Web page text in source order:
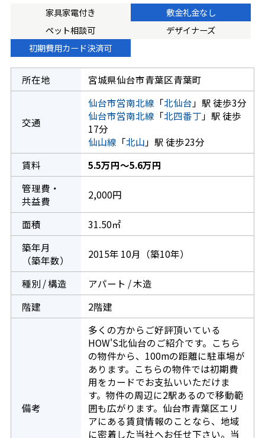
家具家電付き
敷金礼金なし
ペット相談可
デザイナーズ
初期費用カード決済可
所在地 宮城県仙台市青葉区青葉町
交通
仙台市営南北線 「北仙台 」駅 徒歩3分
仙台市営南北線 「北四番丁 」駅 徒歩
17分
仙山線 「北山 」駅 徒歩23分
賃料
5.5万円～5.6万円
管理費・
共益費
2,000円
面積
31.50㎡
築年月
（築年数）
2015年 10月（築10年）
種別 / 構造
アパート / 木造
階建
2階建
備考
多くの方からご好評頂いている
HOW'S北仙台のご紹介です。こちら
の物件から、100mの距離に駐車場が
あります。こちらの物件では初期費
用をカードでお支払いいただけま
す。物件の周辺に2駅あるので移動範
囲も広がります。仙台市青葉区エリ
アにある賃貸情報のことなら、地域
に密着した当社へお任せ下さい。当